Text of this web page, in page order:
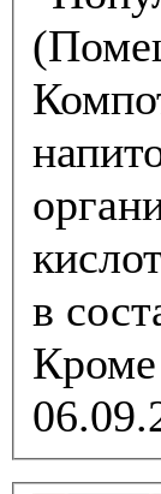
напиток! Он отлично утоляет
в
Кроме